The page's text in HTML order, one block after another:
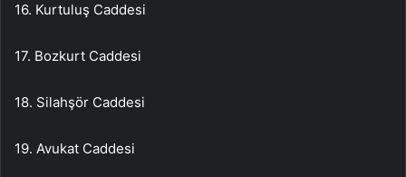
16. Kurtuluş Caddesi
17. Bozkurt Caddesi
18. Silahşör Caddesi
19. Avukat Caddesi